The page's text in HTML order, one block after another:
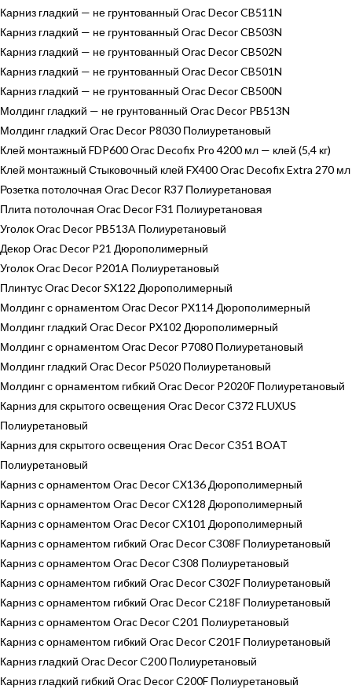
Карниз гладкий — не грунтованный Orac Decor CB511N
Карниз гладкий — не грунтованный Orac Decor CB503N
Карниз гладкий — не грунтованный Orac Decor CB502N
Карниз гладкий — не грунтованный Orac Decor CB501N
Карниз гладкий — не грунтованный Orac Decor CB500N
Молдинг гладкий — не грунтованный Orac Decor PB513N
Молдинг гладкий Orac Decor P8030 Полиуретановый
Клей монтажный FDP600 Orac Decofix Pro 4200 мл — клей (5,4 кг)
Клей монтажный Стыковочный клей FX400 Orac Decofix Extra 270 мл
Розетка потолочная Orac Decor R37 Полиуретановая
Плита потолочная Orac Decor F31 Полиуретановая
Уголок Orac Decor PB513A Полиуретановый
Декор Orac Decor P21 Дюрополимерный
Уголок Orac Decor P201A Полиуретановый
Плинтус Orac Decor SX122 Дюрополимерный
Молдинг с орнаментом Orac Decor PX114 Дюрополимерный
Молдинг гладкий Orac Decor PX102 Дюрополимерный
Молдинг с орнаментом Orac Decor P7080 Полиуретановый
Молдинг гладкий Orac Decor P5020 Полиуретановый
Молдинг с орнаментом гибкий Orac Decor P2020F Полиуретановый
Карниз для скрытого освещения Orac Decor C372 FLUXUS
Полиуретановый
Карниз для скрытого освещения Orac Decor C351 BOAT
Полиуретановый
Карниз с орнаментом Orac Decor CX136 Дюрополимерный
Карниз с орнаментом Orac Decor CX128 Дюрополимерный
Карниз с орнаментом Orac Decor CX101 Дюрополимерный
Карниз с орнаментом гибкий Orac Decor C308F Полиуретановый
Карниз с орнаментом Orac Decor C308 Полиуретановый
Карниз с орнаментом гибкий Orac Decor C302F Полиуретановый
Карниз с орнаментом гибкий Orac Decor C218F Полиуретановый
Карниз с орнаментом Orac Decor C201 Полиуретановый
Карниз с орнаментом гибкий Orac Decor C201F Полиуретановый
Карниз гладкий Orac Decor C200 Полиуретановый
Карниз гладкий гибкий Orac Decor C200F Полиуретановый